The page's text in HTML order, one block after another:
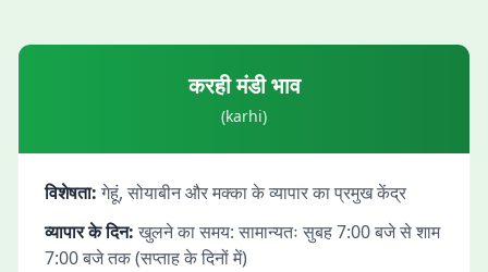
करहीमंडी भाव
(karhi)
विशेषता: गेहूं, सोयाबीन और मक्का के व्यापार का प्रमुख केंद्र
व्यापार के दिन: खुलने का समय: सामान्यतः सुबह 7:00 बजे से शाम
7:00 बजे तक (सप्ताह के दिनों में)